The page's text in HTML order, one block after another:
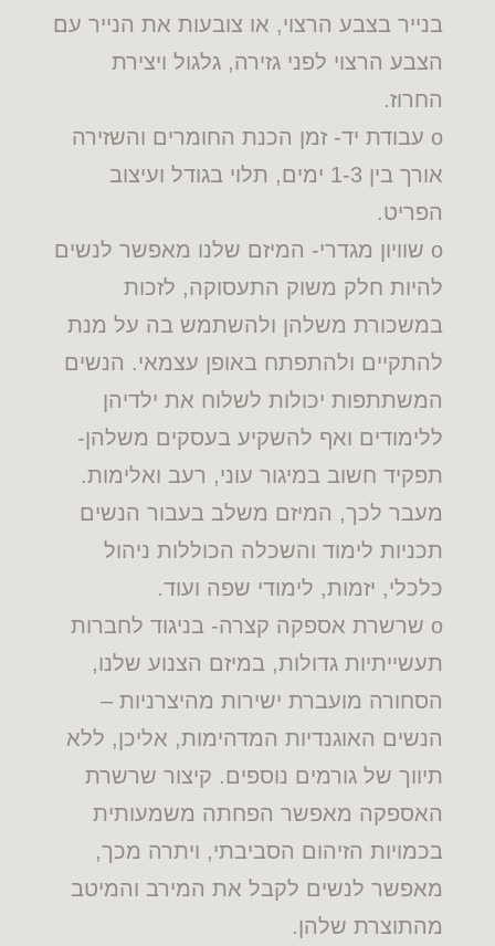
בנייר בצבע הרצוי, או צובעות את הנייר עם
הצבע הרצוי לפני גזירה, גלגול ויצירת
החרוז.
o עבודת יד- זמן הכנת החומרים והשזירה
אורך בין 1-3 ימים, תלוי בגודל ועיצוב
הפריט.
o שוויון מגדרי- המיזם שלנו מאפשר לנשים
להיות חלק משוק התעסוקה, לזכות
במשכורת משלהן ולהשתמש בה על מנת
להתקיים ולהתפתח באופן עצמאי. הנשים
המשתתפות יכולות לשלוח את ילדיהן
ללימודים ואף להשקיע בעסקים משלהן-
תפקיד חשוב במיגור עוני, רעב ואלימות.
מעבר לכך, המיזם משלב בעבור הנשים
תכניות לימוד והשכלה הכוללות ניהול
כלכלי, יזמות, לימודי שפה ועוד.
o שרשרת אספקה קצרה- בניגוד לחברות
תעשייתיות גדולות, במיזם הצנוע שלנו,
הסחורה מועברת ישירות מהיצרניות –
הנשים האוגנדיות המדהימות, אליכן, ללא
תיווך של גורמים נוספים. קיצור שרשרת
האספקה מאפשר הפחתה משמעותית
בכמויות הזיהום הסביבתי, ויתרה מכך,
מאפשר לנשים לקבל את המירב והמיטב
מהתוצרת שלהן.